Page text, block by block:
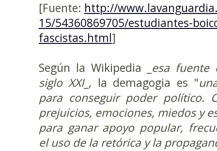
[Fuente: http://
15/54360869705/estudiantes-
fascistas.html]
Según la Wikipedia _ esa fuente
siglo XXI_, la demagogia es "
para conseguir poder político.
prejuicios, emociones, miedos y
para ganar apoyo popular,
el uso de la retórica y la